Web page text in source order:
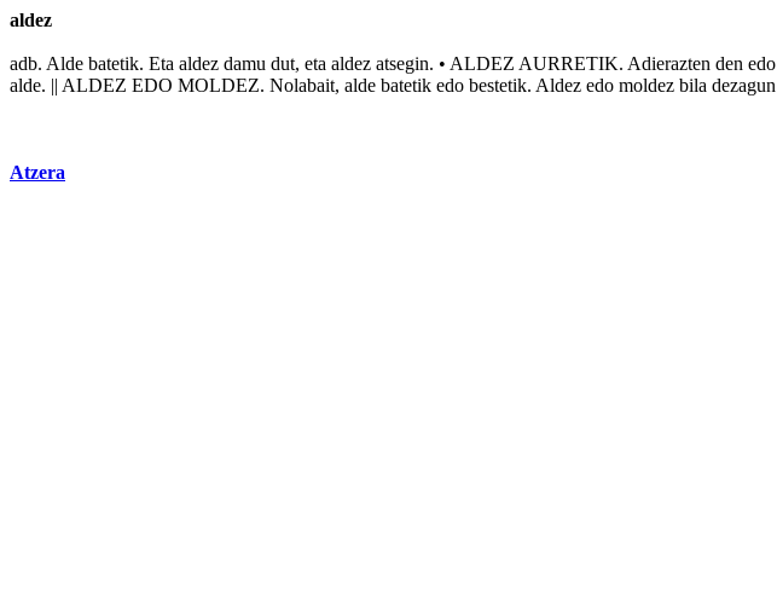
aldez
adb. Alde batetik. Eta aldez damu dut, eta aldez atsegin. • ALDEZ AURRETIK. Adierazten den edo
alde. || ALDEZ EDO MOLDEZ. Nolabait, alde batetik edo bestetik. Aldez edo moldez bila dezagun
Atzera